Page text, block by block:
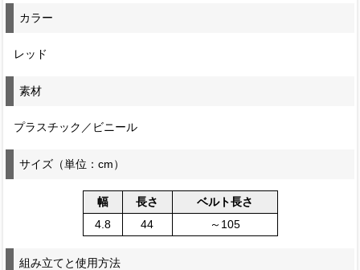
カラー
レッド
素材
プラスチック／ビニール
サイズ（単位：cm）
幅 長さ
ベルト長さ
4.8
44 ～105
組み立てと使用方法